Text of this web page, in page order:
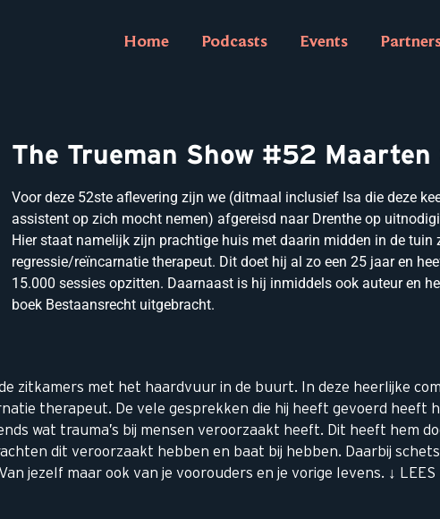
Home Podcasts Events
The Trueman Show #52 Maarten
Voor deze 52ste aflevering zijn we (ditmaal inclusief Isa die deze
assistent op zich mocht nemen) afgereisd naar Drenthe op
Hier staat namelijk zijn prachtige huis met daarin midden in de tuin
regressie/reïncarnatie therapeut. Dit doet hij al zo een 25 jaar en
15.000 sessies opzitten. Daarnaast is hij inmiddels ook auteur en
boek Bestaansrecht uitgebracht.
zitkamers met het haardvuur in de buurt. In deze heerlijke
therapeut. De vele gesprekken die hij heeft gevoerd heeft
wat trauma’s bij mensen veroorzaakt heeft. Dit heeft hem
dit veroorzaakt hebben en baat bij hebben. Daarbij
jezelf maar ook van je voorouders en je vorige levens. ↓ LEES